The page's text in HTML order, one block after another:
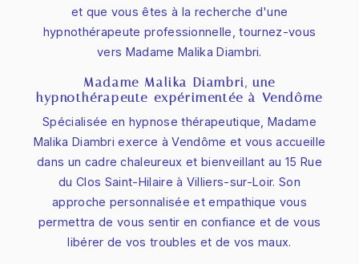
et que vous êtes à la recherche d'une
hypnothérapeute professionnelle, tournez-vous
vers Madame Malika Diambri.
Madame Malika Diambri, une
hypnothérapeute expérimentée à Vendôme
Spécialisée en hypnose thérapeutique, Madame
Malika Diambri exerce à Vendôme et vous accueille
dans un cadre chaleureux et bienveillant au 15 Rue
du Clos Saint-Hilaire à Villiers-sur-Loir. Son
approche personnalisée et empathique vous
permettra de vous sentir en confiance et de vous
libérer de vos troubles et de vos maux.